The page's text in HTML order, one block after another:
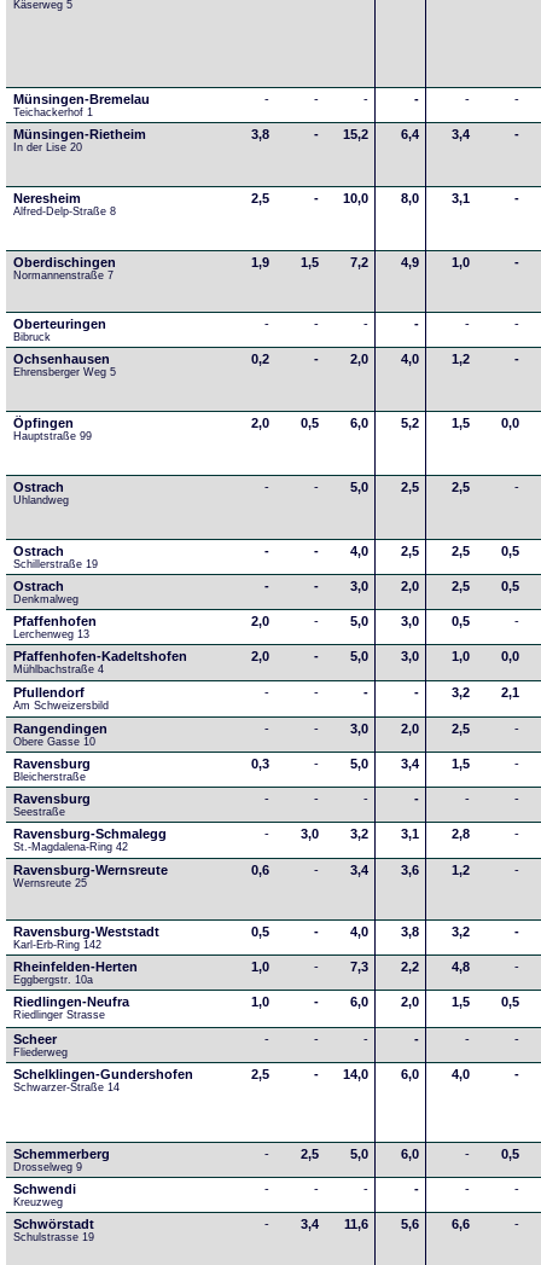
Käserweg 5
Münsingen-Bremelau
Teichackerhof 1
- - - - - -
Münsingen-Rietheim
In der Lise 20
3,8 - 15,2 6,4 3,4 -
Neresheim
Alfred-Delp-Straße 8
2,5 - 10,0 8,0 3,1 -
Oberdischingen
Normannenstraße 7
1,9 1,5 7,2 4,9 1,0 -
Oberteuringen
Bibruck
- - - - - -
Ochsenhausen
Ehrensberger Weg 5
0,2 - 2,0 4,0 1,2 -
Öpfingen
Hauptstraße 99
2,0 0,5 6,0 5,2 1,5 0,0
Ostrach
Uhlandweg
- - 5,0 2,5 2,5 -
Ostrach
Schillerstraße 19
- - 4,0 2,5 2,5 0,5
Ostrach
Denkmalweg
- - 3,0 2,0 2,5 0,5
Pfaffenhofen
Lerchenweg 13
2,0 - 5,0 3,0 0,5 -
Pfaffenhofen-Kadeltshofen
Mühlbachstraße 4
2,0 - 5,0 3,0 1,0 0,0
Pfullendorf
Am Schweizersbild
- - - - 3,2 2,1
Rangendingen
Obere Gasse 10
- - 3,0 2,0 2,5 -
Ravensburg
Bleicherstraße
0,3 - 5,0 3,4 1,5 -
Ravensburg
Seestraße
- - - - - -
Ravensburg-Schmalegg
St.-Magdalena-Ring 42
- 3,0 3,2 3,1 2,8 -
Ravensburg-Wernsreute
Wernsreute 25
0,6 - 3,4 3,6 1,2 -
Ravensburg-Weststadt
Karl-Erb-Ring 142
0,5 - 4,0 3,8 3,2 -
Rheinfelden-Herten
Eggbergstr. 10a
1,0 - 7,3 2,2 4,8 -
Riedlingen-Neufra
Riedlinger Strasse
1,0 - 6,0 2,0 1,5 0,5
Scheer
Fliederweg
- - - - - -
Schelklingen-Gundershofen
Schwarzer-Straße 14
2,5 - 14,0 6,0 4,0 -
Schemmerberg
Drosselweg 9
- 2,5 5,0 6,0 - 0,5
Schwendi
Kreuzweg
- - - - - -
Schwörstadt
Schulstrasse 19
- 3,4 11,6 5,6 6,6 -